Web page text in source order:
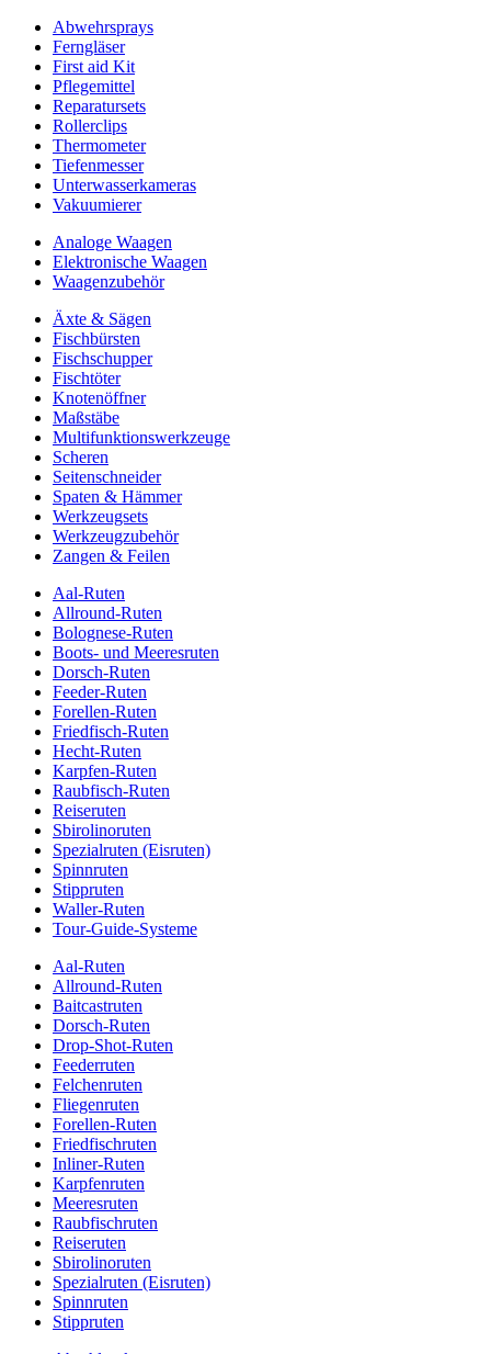
Abwehrsprays
Ferngläser
First aid Kit
Pflegemittel
Reparatursets
Rollerclips
Thermometer
Tiefenmesser
Unterwasserkameras
Vakuumierer
Analoge Waagen
Elektronische Waagen
Waagenzubehör
Äxte & Sägen
Fischbürsten
Fischschupper
Fischtöter
Knotenöffner
Maßstäbe
Multifunktionswerkzeuge
Scheren
Seitenschneider
Spaten & Hämmer
Werkzeugsets
Werkzeugzubehör
Zangen & Feilen
Aal-Ruten
Allround-Ruten
Bolognese-Ruten
Boots- und Meeresruten
Dorsch-Ruten
Feeder-Ruten
Forellen-Ruten
Friedfisch-Ruten
Hecht-Ruten
Karpfen-Ruten
Raubfisch-Ruten
Reiseruten
Sbirolinoruten
Spezialruten (Eisruten)
Spinnruten
Stippruten
Waller-Ruten
Tour-Guide-Systeme
Aal-Ruten
Allround-Ruten
Baitcastruten
Dorsch-Ruten
Drop-Shot-Ruten
Feederruten
Felchenruten
Fliegenruten
Forellen-Ruten
Friedfischruten
Inliner-Ruten
Karpfenruten
Meeresruten
Raubfischruten
Reiseruten
Sbirolinoruten
Spezialruten (Eisruten)
Spinnruten
Stippruten